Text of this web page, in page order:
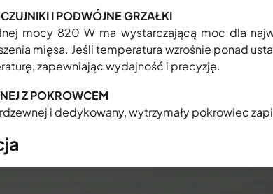
I PODWÓJNE GRZAŁKI
mocy 820 W ma wystarczającą moc dla
mięsa. Jeśli temperatura wzrośnie ponad
zapewniając wydajność i precyzję.
Z POKROWCEM
i dedykowany, wytrzymały pokrowiec